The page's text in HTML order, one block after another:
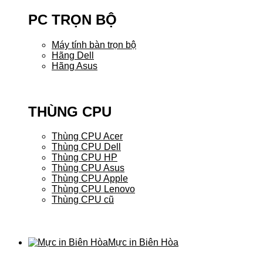
PC TRỌN BỘ
Máy tính bàn trọn bộ
Hãng Dell
Hãng Asus
THÙNG CPU
Thùng CPU Acer
Thùng CPU Dell
Thùng CPU HP
Thùng CPU Asus
Thùng CPU Apple
Thùng CPU Lenovo
Thùng CPU cũ
Mực in Biên Hòa